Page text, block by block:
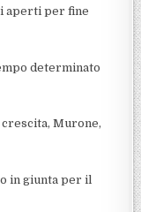
aperti per fine
determinato
Murone,
in giunta per il